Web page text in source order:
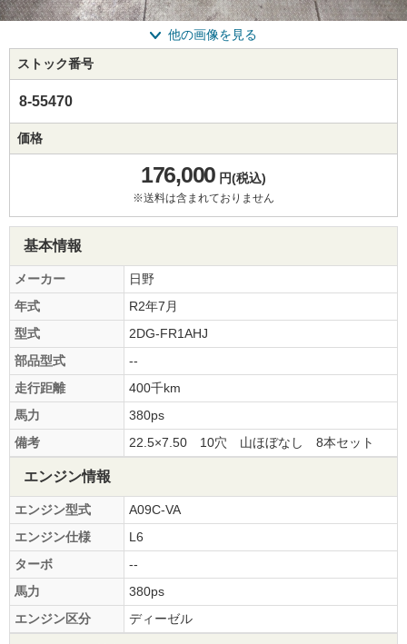
他の画像を見る
ストック番号
8-55470
価格
176,000 円(税込)
※送料は含まれておりません
基本情報
メーカー
日野
年式
R2年7月
型式
2DG-FR1AHJ
部品型式
--
走行距離
400千km
馬力
380ps
備考
22.5×7.50 10穴 山ほぼなし 8本セット
エンジン情報
エンジン型式
A09C-VA
エンジン仕様
L6
ターボ
--
馬力
380ps
エンジン区分
ディーゼル